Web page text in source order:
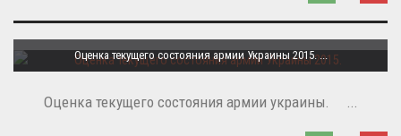
Оценка текущего состояния армии Украины 2015. ...
Оценка текущего состояния армии украины. ...